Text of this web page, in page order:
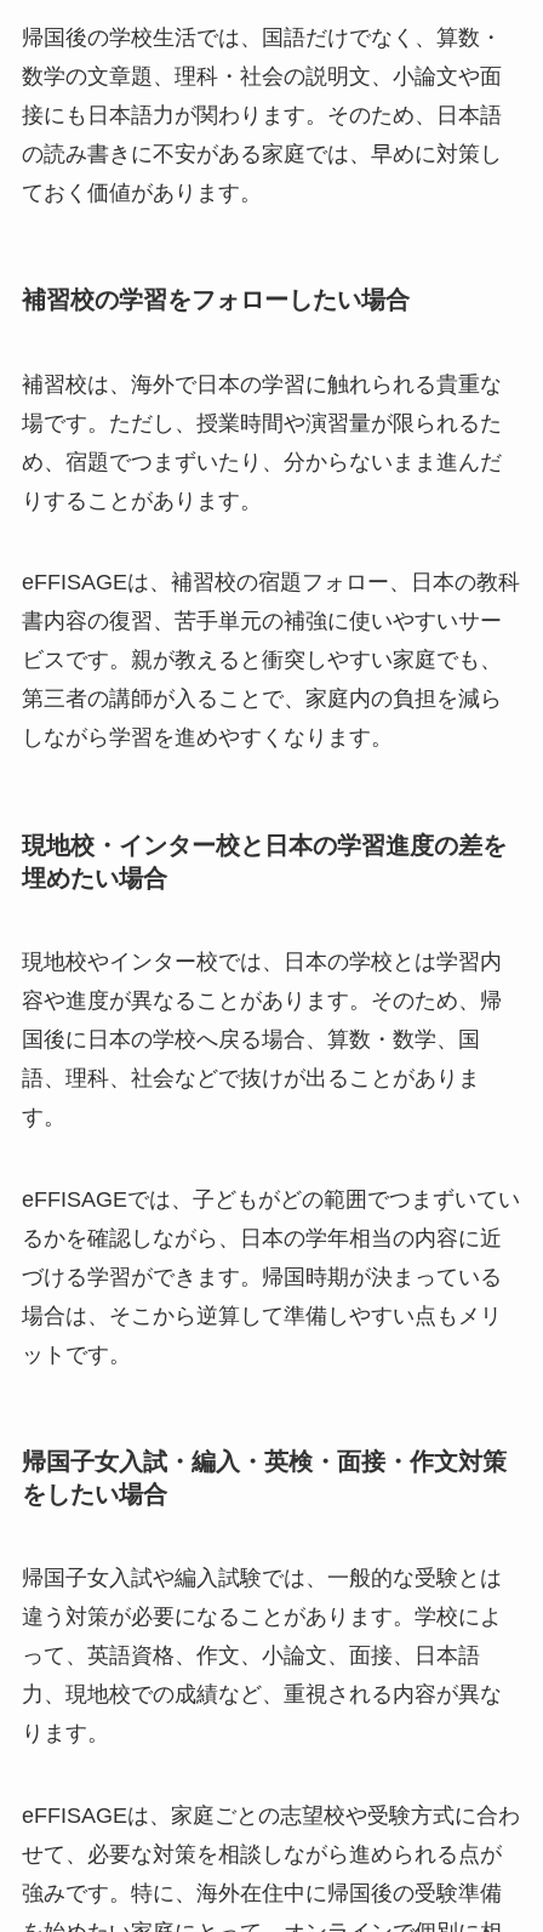
帰国後の学校生活では、国語だけでなく、算数・
数学の文章題、理科・社会の説明文、小論文や面
接にも日本語力が関わります。そのため、日本語
の読み書きに不安がある家庭では、早めに対策し
ておく価値があります。
補習校の学習をフォローしたい場合
補習校は、海外で日本の学習に触れられる貴重な
場です。ただし、授業時間や演習量が限られるた
め、宿題でつまずいたり、分からないまま進んだ
りすることがあります。
eFFISAGEは、補習校の宿題フォロー、日本の教科
書内容の復習、苦手単元の補強に使いやすいサー
ビスです。親が教えると衝突しやすい家庭でも、
第三者の講師が入ることで、家庭内の負担を減ら
しながら学習を進めやすくなります。
現地校・インター校と日本の学習進度の差を
埋めたい場合
現地校やインター校では、日本の学校とは学習内
容や進度が異なることがあります。そのため、帰
国後に日本の学校へ戻る場合、算数・数学、国
語、理科、社会などで抜けが出ることがありま
す。
eFFISAGEでは、子どもがどの範囲でつまずいてい
るかを確認しながら、日本の学年相当の内容に近
づける学習ができます。帰国時期が決まっている
場合は、そこから逆算して準備しやすい点もメリ
ットです。
帰国子女入試・編入・英検・面接・作文対策
をしたい場合
帰国子女入試や編入試験では、一般的な受験とは
違う対策が必要になることがあります。学校によ
って、英語資格、作文、小論文、面接、日本語
力、現地校での成績など、重視される内容が異な
ります。
eFFISAGEは、家庭ごとの志望校や受験方式に合わ
せて、必要な対策を相談しながら進められる点が
強みです。特に、海外在住中に帰国後の受験準備